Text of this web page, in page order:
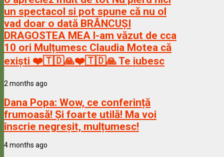
un spectacol si pot spune că nu ol
vad doar o dată BRÂNCUȘI
DRAGOSTEA MEA l-am văzut de cca
10 ori Mulțumesc Claudia Motea că
exiști ❤️🇹🇩🙏❤️🇹🇩🙏 Te iubesc
2 months ago
Dana Popa: Wow, ce conferință
frumoasă! Și foarte utilă! Ma voi
înscrie negreșit, mulțumesc!
4 months ago